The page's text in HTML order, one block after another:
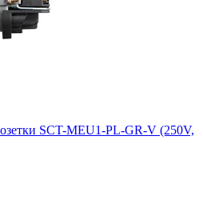
SCT-MEU1-PL-GR-V (250V,